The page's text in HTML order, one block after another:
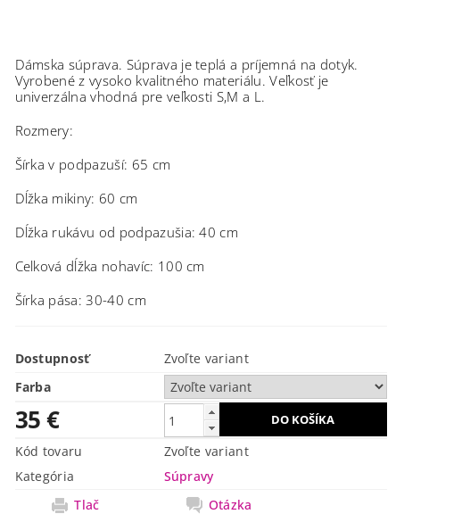
Dámska súprava. Súprava je teplá a príjemná na dotyk.
Vyrobené z vysoko kvalitného materiálu. Veľkosť je
univerzálna vhodná pre veľkosti S,M a L.
Rozmery:
Šírka v podpazuší: 65 cm
Dĺžka mikiny: 60 cm
Dĺžka rukávu od podpazušia: 40 cm
Celková dĺžka nohavíc: 100 cm
Šírka pása: 30-40 cm
Dostupnosť
Zvoľte variant
Farba
35 €
Kód tovaru
Zvoľte variant
Kategória
Súpravy
Tlač
Otázka